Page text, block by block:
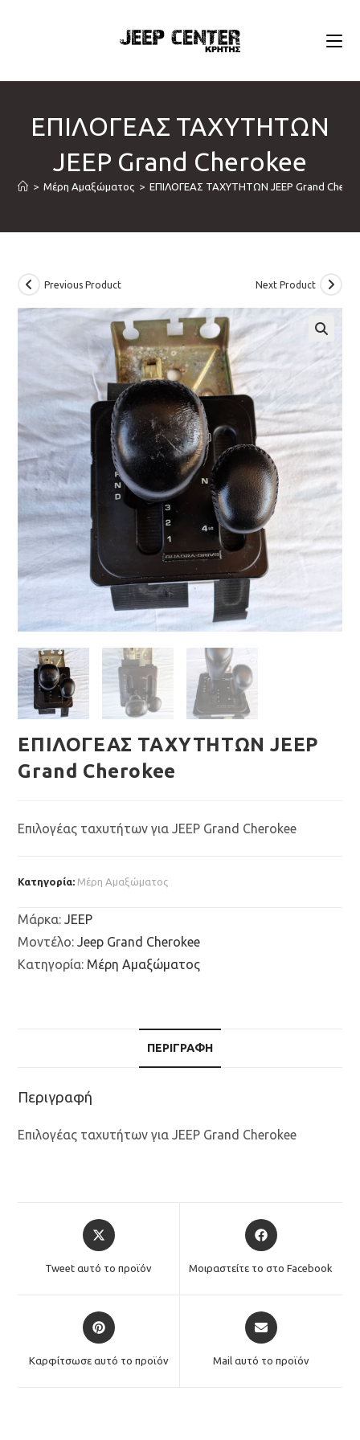
ΕΠΙΛΟΓΕΑΣ ΤΑΧΥΤΗΤΩΝ
JEEP Grand Cherokee
> Μέρη Αμαξώματος > ΕΠΙΛΟΓΕΑΣ ΤΑΧΥΤΗΤΩΝ JEEP Grand
Previous Product Next Product
🔍
ΕΠΙΛΟΓΕΑΣ ΤΑΧΥΤΗΤΩΝ JEEP
Grand Cherokee
Επιλογέας ταχυτήτων για JEEP Grand Cherokee
Κατηγορία: Μέρη Αμαξώματος
Μάρκα:JEEP
Μοντέλο:Jeep Grand Cherokee
Κατηγορία: Μέρη Αμαξώματος
ΠΕΡΙΓΡΑΦΉ
Περιγραφή
Επιλογέας ταχυτήτων για JEEP Grand Cherokee
Opens
in
Tweet αυτό το προϊόν
Opens
in
Μοιραστείτε το στο Facebook
Opens
in
Καρφίτσωσε αυτό το προϊόν
Opens
in
Mail αυτό το προϊόν